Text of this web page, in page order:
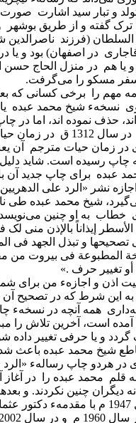
و تبار سید اشارت
ترک گفته و از طریق بوشهر
(فرزند ناصرالدین
در اصفهان) بود و یا در
و یا هم در منزل الحاج حسن
سفر مسکو را می‌گرفت.
مهم را برخی کسانی که
روی نسخهء شیخ محمد عبده
حذف نموده اند، اما در
عبد العلیم صالح در سال
در زمان حیات مترجم آن
چاپ رسیده است. شاید
عبده برای چاپ جدید آن
نشر «الرد علی
إیذاناً بالإذن منی
و تبذل الجهد فی
المطبوعة فی بیروت من
تغییر حرف .»
اذن و اجازهء من برای
به این شرط که در تصحیح
همه آنچه در نسخهء
است، آخرین تلاش را
و یا حرفی تغییر داده
شیخ محمد عبده باعث
در هردو چاپ رسالهء «الرد
قلم محمد عبده را در
دیگران چنین نکردند. و
الدهریین» در سال 1947 م با